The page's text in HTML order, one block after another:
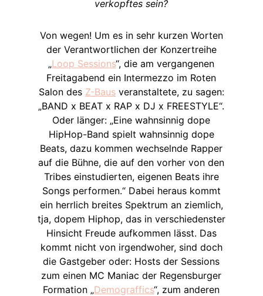
verkopftes sein?
Von wegen! Um es in sehr kurzen Worten
der Verantwortlichen der Konzertreihe
„Loop Sessions“, die am vergangenen
Freitagabend ein Intermezzo im Roten
Salon des Z-Bausveranstaltete, zu sagen:
„BAND x BEAT x RAP x DJ x FREESTYLE“.
Oder länger: „Eine wahnsinnig dope
HipHop-Band spielt wahnsinnig dope
Beats, dazu kommen wechselnde Rapper
auf die Bühne, die auf den vorher von den
Tribes einstudierten, eigenen Beats ihre
Songs performen.“ Dabei heraus kommt
ein herrlich breites Spektrum an ziemlich,
tja, dopem Hiphop, das in verschiedenster
Hinsicht Freude aufkommen lässt. Das
kommt nicht von irgendwoher, sind doch
die Gastgeber oder: Hosts der Sessions
zum einen MC Maniac der Regensburger
Formation „Demograffics“, zum anderen